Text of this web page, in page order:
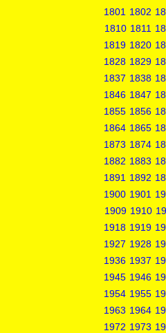
1801 1802
1810 1811
1819 1820
1828 1829
1837 1838
1846 1847
1855 1856
1864 1865
1873 1874
1882 1883
1891 1892
1900 1901
1909 1910
1918 1919
1927 1928
1936 1937
1945 1946
1954 1955
1963 1964
1972 1973